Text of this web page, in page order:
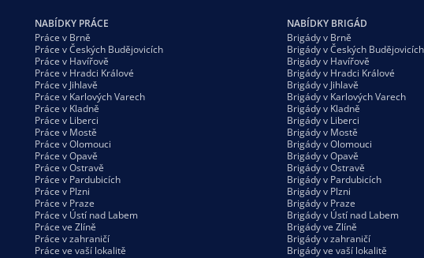
NABÍDKY PRÁCE
Práce v Brně
Práce v Českých Budějovicích
Práce v Havířově
Práce v Hradci Králové
Práce v Jihlavě
Práce v Karlových Varech
Práce v Kladně
Práce v Liberci
Práce v Mostě
Práce v Olomouci
Práce v Opavě
Práce v Ostravě
Práce v Pardubicích
Práce v Plzni
Práce v Praze
Práce v Ústí nad Labem
Práce ve Zlíně
Práce v zahraničí
Práce ve vaší lokalitě
NABÍDKY BRIGÁD
Brigády v Brně
Brigády v Českých Budějovicích
Brigády v Havířově
Brigády v Hradci Králové
Brigády v Jihlavě
Brigády v Karlových Varech
Brigády v Kladně
Brigády v Liberci
Brigády v Mostě
Brigády v Olomouci
Brigády v Opavě
Brigády v Ostravě
Brigády v Pardubicích
Brigády v Plzni
Brigády v Praze
Brigády v Ústí nad Labem
Brigády ve Zlíně
Brigády v zahraničí
Brigády ve vaší lokalitě